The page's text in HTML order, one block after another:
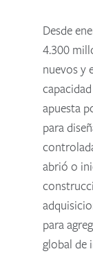
Desde
4.300
nuevos y
apuesta
para
abrió o
para
global de